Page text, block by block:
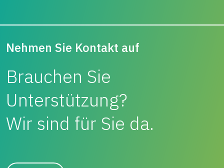
Nehmen Sie Kontakt auf
Brauchen Sie
Unterstützung?
Wir sind für Sie da.